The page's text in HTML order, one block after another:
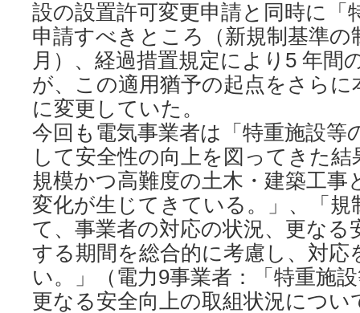
設の設置許可変更申請と同時に「
申請すべきところ（新規制基準の
月）、経過措置規定により5 年間
が、この適用猶予の起点をさらに
に変更していた。
今回も電気事業者は「特重施設等
して安全性の向上を図ってきた結
規模かつ高難度の土木・建築工事
変化が生じてきている。」、「規
て、事業者の対応の状況、更なる
する期間を総合的に考慮し、対応
い。」（電力9事業者：「特重施
更なる安全向上の取組状況につい